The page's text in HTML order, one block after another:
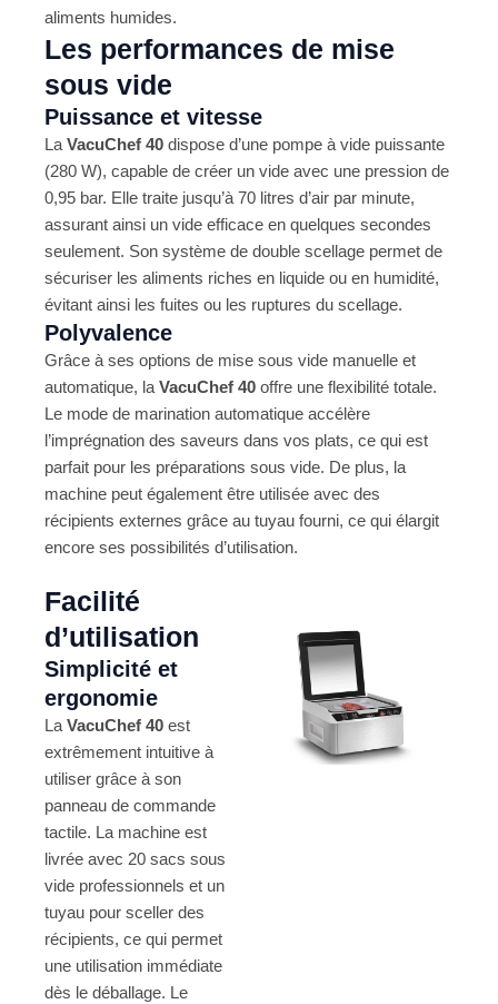
aliments humides​.
Les performances de mise
sous vide
Puissance et vitesse
LaVacuChef 40 dispose d’une pompe à vide puissante
(280 W), capable de créer un vide avec une pression de
0,95 bar. Elle traite jusqu’à 70 litres d’air par minute,
assurant ainsi un vide efficace en quelques secondes
seulement. Son système de double scellage permet de
sécuriser les aliments riches en liquide ou en humidité,
évitant ainsi les fuites ou les ruptures du scellage.
Polyvalence
Grâce à ses options de mise sous vide manuelle et
automatique, laVacuChef 40 offre une flexibilité totale.
Le mode de marination automatique accélère
l’imprégnation des saveurs dans vos plats, ce qui est
parfait pour les préparations sous vide. De plus, la
machine peut également être utilisée avec des
récipients externes grâce au tuyau fourni, ce qui élargit
encore ses possibilités d’utilisation​.
Facilité
d’utilisation
Simplicité et
ergonomie
LaVacuChef 40 est
extrêmement intuitive à
utiliser grâce à son
panneau de commande
tactile. La machine est
livrée avec 20 sacs sous
vide professionnels et un
tuyau pour sceller des
récipients, ce qui permet
une utilisation immédiate
dès le déballage. Le